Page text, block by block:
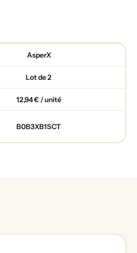
AsperX
Lot de 2
12,94 € / unité
B0B3XB1SCT